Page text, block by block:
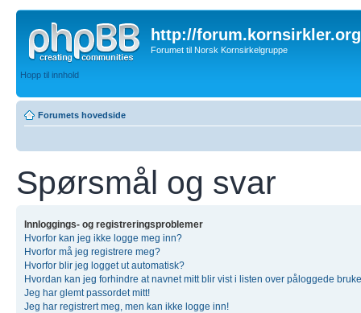
http://forum.kornsirkler.org
Forumet til Norsk Kornsirkelgruppe
Hopp til innhold
Forumets hovedside
Spørsmål og svar
Innloggings- og registreringsproblemer
Hvorfor kan jeg ikke logge meg inn?
Hvorfor må jeg registrere meg?
Hvorfor blir jeg logget ut automatisk?
Hvordan kan jeg forhindre at navnet mitt blir vist i listen over påloggede
Jeg har glemt passordet mitt!
Jeg har registrert meg, men kan ikke logge inn!